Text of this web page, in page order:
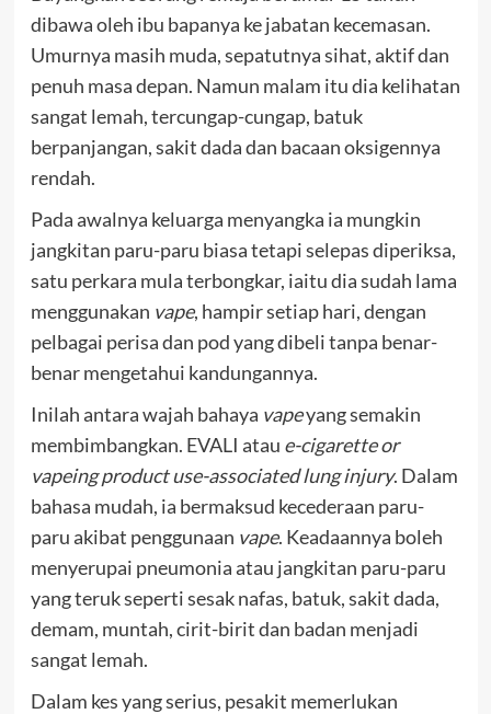
dibawa oleh ibu bapanya ke jabatan kecemasan.
Umurnya masih muda, sepatutnya sihat, aktif dan
penuh masa depan. Namun malam itu dia kelihatan
sangat lemah, tercungap-cungap, batuk
berpanjangan, sakit dada dan bacaan oksigennya
rendah.
Pada awalnya keluarga menyangka ia mungkin
jangkitan paru-paru biasa tetapi selepas diperiksa,
satu perkara mula terbongkar, iaitu dia sudah lama
menggunakan vape, hampir setiap hari, dengan
pelbagai perisa dan pod yang dibeli tanpa benar-
benar mengetahui kandungannya.
Inilah antara wajah bahaya vapeyang semakin
membimbangkan. EVALI atau e-cigarette or
vapeing product use-associated lung injury. Dalam
bahasa mudah, ia bermaksud kecederaan paru-
paru akibat penggunaan vape. Keadaannya boleh
menyerupai pneumonia atau jangkitan paru-paru
yang teruk seperti sesak nafas, batuk, sakit dada,
demam, muntah, cirit-birit dan badan menjadi
sangat lemah.
Dalam kes yang serius, pesakit memerlukan